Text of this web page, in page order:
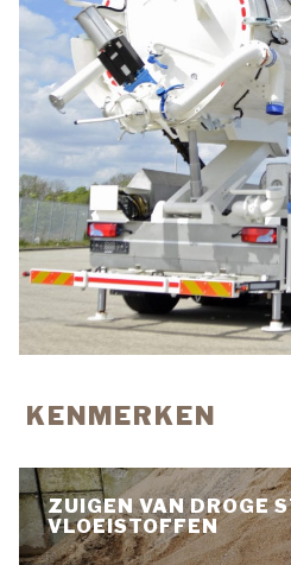
KENMERKEN
ZUIGEN VAN DROGE
VLOEISTOFFEN